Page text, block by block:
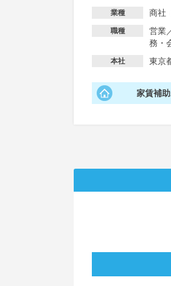
業種 商社
職種 営業
務・
本社 東京
家賃補